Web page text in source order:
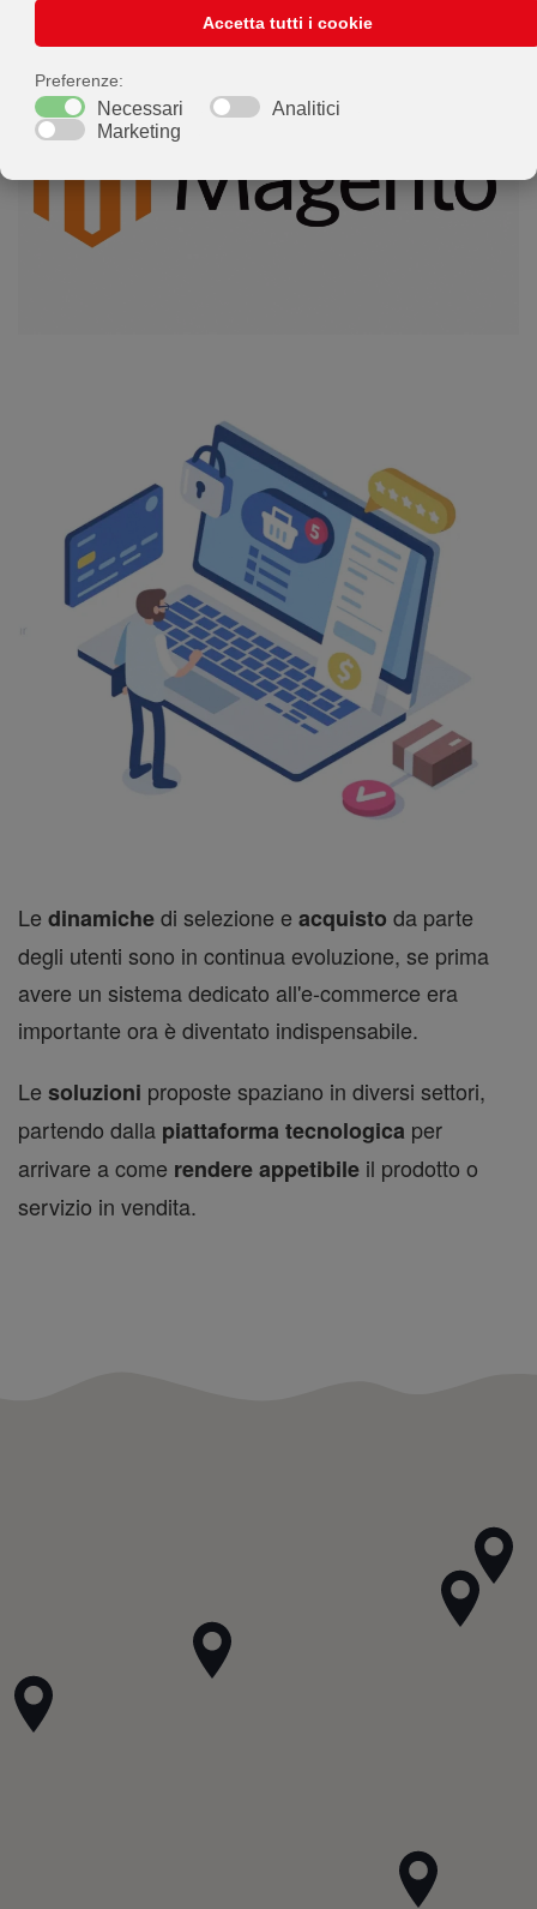
Le dinamichedi selezione e acquisto da parte
degli utenti sono in continua evoluzione, se prima
avere un sistema dedicato all'e-commerce era
importante ora è diventato indispensabile.
Le soluzioni proposte spaziano in diversi settori,
partendo dalla piattaforma tecnologica per
arrivare a come rendere appetibile il prodotto o
servizio in vendita.